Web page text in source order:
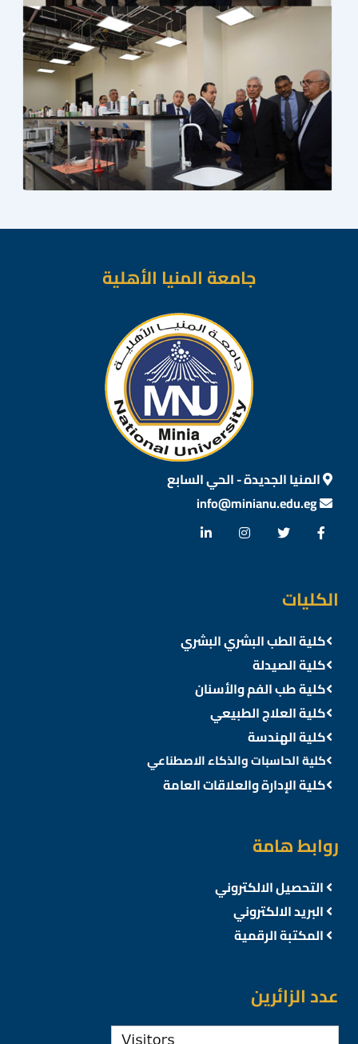
جامعة المنيا الأهلية
المنيا الجديدة - الحي السابع
الكليات
كلية الطب البشري البشري
كلية الصيدلة
كلية طب الفم والأسنان
كلية العلاج الطبيعي
كلية الهندسة
كلية الحاسبات والذكاء الاصطناعي
كلية الإدارة والعلاقات العامة
روابط هامة
التحصيل الالكتروني
البريد الالكتروني
المكتبة الرقمية
عدد الزائرين